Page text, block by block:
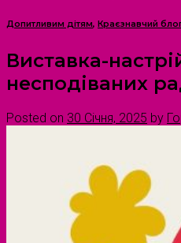
Допитливим дітям, Краєзнавчий
Виставка-
несподіваних
Posted on 30 Січня, 2025 by